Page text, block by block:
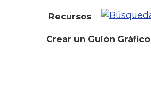
Recursos
Crear un Guión Gráfico